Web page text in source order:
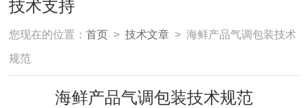
技术支持
您现在的位置：首页 >技术文章 > 海鲜产品气调包装技术
规范
海鲜产品气调包装技术规范